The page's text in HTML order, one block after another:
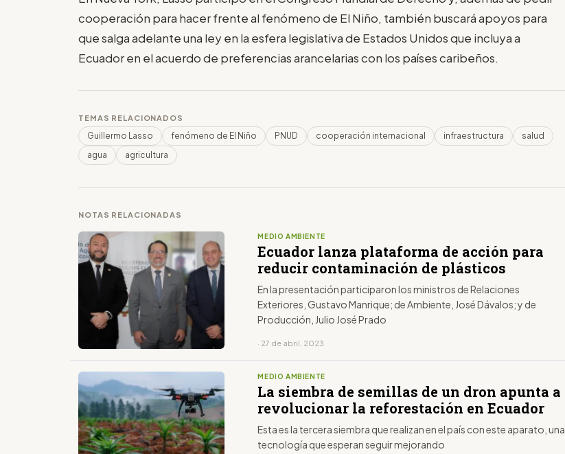
cooperación para hacer frente al fenómeno de El Niño, también buscará apoyos para
que salga adelante una ley en la esfera legislativa de Estados Unidos que incluya a
Ecuador en el acuerdo de preferencias arancelarias con los países caribeños.
TEMAS RELACIONADOS
Guillermo Lasso fenómeno de El Niño PNUD cooperación internacional infraestructura
salud
agua
agricultura
NOTAS RELACIONADAS
MEDIO AMBIENTE
Ecuador lanza plataforma de acción para
reducir contaminación de plásticos
En la presentación participaron los ministros de Relaciones
Exteriores, Gustavo Manrique; de Ambiente, José Dávalos; y de
Producción, Julio José Prado
· 27 de abril, 2023
MEDIO AMBIENTE
La siembra de semillas de un dron apunta a
revolucionar la reforestación en Ecuador
Esta es la tercera siembra que realizan en el país con este aparato, una
tecnología que esperan seguir mejorando